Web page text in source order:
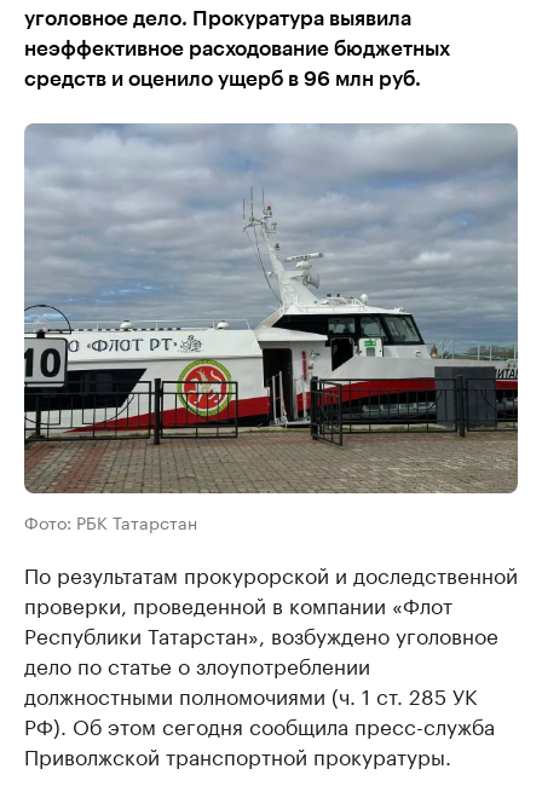
уголовное дело. Прокуратура выявила
неэффективное расходование бюджетных
средств и оценило ущерб в 96 млн руб.
Фото: РБК Татарстан
По результатам прокурорской и доследственной
проверки, проведенной в компании «Флот
Республики Татарстан», возбуждено уголовное
дело по статье о злоупотреблении
должностными полномочиями (ч. 1 ст. 285 УК
РФ). Об этом сегодня сообщила пресс-служба
Приволжской транспортной прокуратуры.